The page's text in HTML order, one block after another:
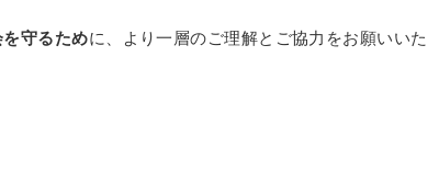
守るために、より一層のご理解とご協力をお願いいた